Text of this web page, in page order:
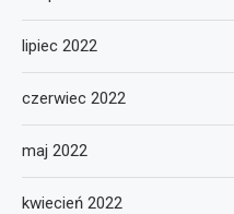
lipiec 2022
czerwiec 2022
maj 2022
kwiecień 2022